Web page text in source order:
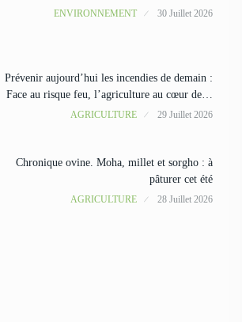
ENVIRONNEMENT 30 Juillet 2026
Prévenir aujourd’hui les incendies de demain :
Face au risque feu, l’agriculture au cœur de…
AGRICULTURE 29 Juillet 2026
Chronique ovine. Moha, millet et sorgho : à
pâturer cet été
AGRICULTURE 28 Juillet 2026